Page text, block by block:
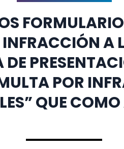
A
POR
QUE